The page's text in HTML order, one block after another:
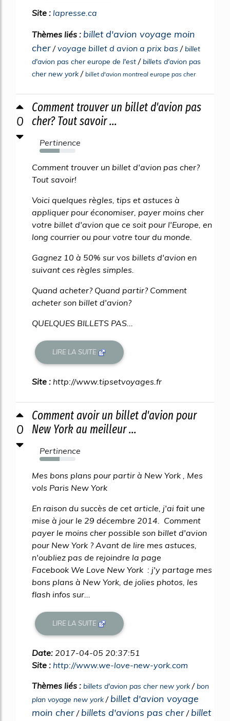
Site : lapresse.ca
Thèmes liés : billet d'avion voyage moin
cher /voyage billet d avion a prix bas /billet
d'avion pas cher europe de l'est /billets d'avion pas
cher new york / billet d'avion montreal europe pas cher
0
Comment trouver un billet d'avion pas
cher? Tout savoir ...
Pertinence
55%
Comment trouver un billet d'avion pas cher?
Tout savoir!
Voici quelques règles, tips et astuces à
appliquer pour économiser, payer moins cher
votre billet d'avion que ce soit pour l'Europe, en
long courrier ou pour votre tour du monde.
Gagnez 10 à 50% sur vos billets d'avion en
suivant ces règles simples.
Quand acheter? Quand partir? Comment
acheter son billet d'avion?
QUELQUES BILLETS PAS...
LIRE LA SUITE
Site : http://www.tipsetvoyages.fr
0
Comment avoir un billet d'avion pour
New York au meilleur ...
Pertinence
55%
Mes bons plans pour partir à New York , Mes
vols Paris New York
En raison du succès de cet article, j'ai fait une
mise à jour le 29 décembre 2014. Comment
payer le moins cher possible son billet d'avion
pour New York ? Avant de lire mes astuces,
n'oubliez pas de rejoindre la page
Facebook We Love New York : j'y partage mes
bons plans à New York, de jolies photos, les
flash infos sur...
LIRE LA SUITE
Date: 2017-04-05 20:37:51
Site : http://www.we-love-new-york.com
Thèmes liés : billets d'avion pas cher new york /bon
plan voyage new york / billet d'avion voyage
moin cher / billets d'avions pas cher / billet